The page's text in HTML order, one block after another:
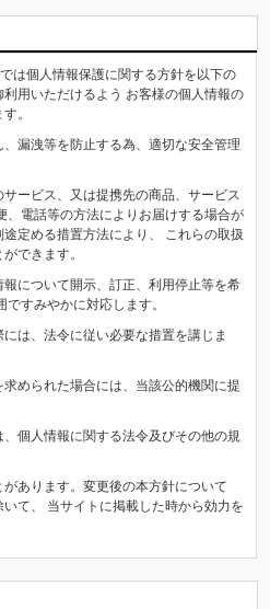
は個人情報保護に関する方針を以下の
用いただけるよう お客様の個人情報の
。
漏洩等を防止する為、適切な安全管理
ービス、又は提携先の商品、サービス
、電話等の方法によりお届けする場合が
定める措置方法により、 これらの取扱
できます。
について開示、訂正、利用停止等を希
すみやかに対応します。
は、法令に従い必要な措置を講じま
められた場合には、当該公的機関に提
個人情報に関する法令及びその他の規
あります。変更後の本方針について
て、 当サイトに掲載した時から効力を